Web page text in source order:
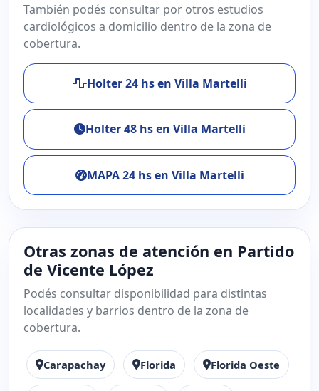
También podés consultar por otros estudios
cardiológicos a domicilio dentro de la zona de
cobertura.
Holter 24 hs en Villa Martelli
Holter 48 hs en Villa Martelli
MAPA 24 hs en Villa Martelli
Otras zonas de atención en Partido
de Vicente López
Podés consultar disponibilidad para distintas
localidades y barrios dentro de la zona de
cobertura.
Carapachay Florida Florida Oeste